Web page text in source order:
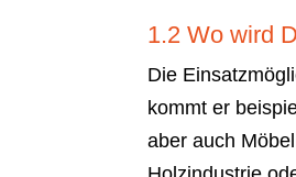
1.2 Wo wird
Die
kommt er
aber auch